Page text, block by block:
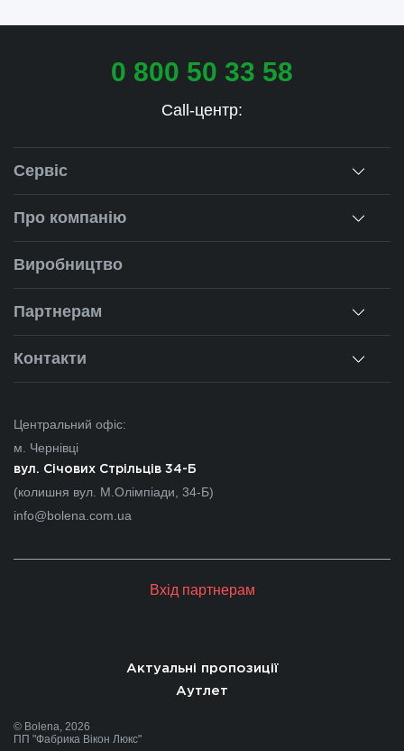
0 800 50 33 58
Call-центр:
Сервіс
Консультація
Заміри
Ремонт вікон
Калькулятор
Питання-відповіді
Про компанію
Про нас
Наша історія
Новини
Виробництво
Партнерам
Для дилерів
Для партнерів
Контакти
Івано-Франківськ
Львів
Закарпаття
Центральний офіс:
м. Чернівці
вул. Січових Стрільців 34-Б
(колишня вул. М.Олімпіади, 34-Б)
info@bolena.com.ua
Вхід партнерам
Актуальні пропозиції
Аутлет
© Bolena, 2026
ПП "Фабрика Вікон Люкс"